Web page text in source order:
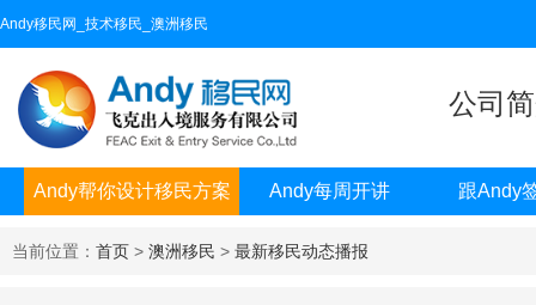
Andy移民网_技术移民_澳洲移民
公司
Andy帮你设计移民方案 Andy每周开讲 跟Andy
当前位置： 首页 > 澳洲移民 > 最新移民动态播报